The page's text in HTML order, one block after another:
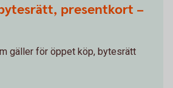
presentkort –
gäller för öppet köp, bytesrätt